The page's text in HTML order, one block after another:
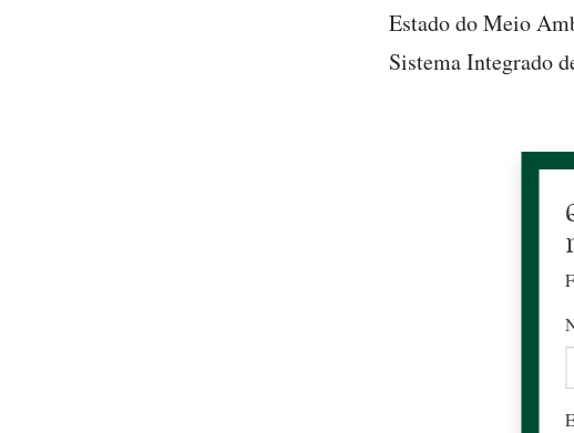
Estado do Meio
Sistema Integrado